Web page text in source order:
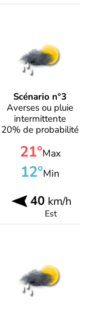
Scénario n°3
Averses ou pluie
intermittente
20% de probabilité
21°Max
12°Min
40 km/h
Est